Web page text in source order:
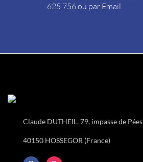
625 756 ou par Email
Claude DUTHEIL, 79, impasse de Pées
40150 HOSSEGOR (France)